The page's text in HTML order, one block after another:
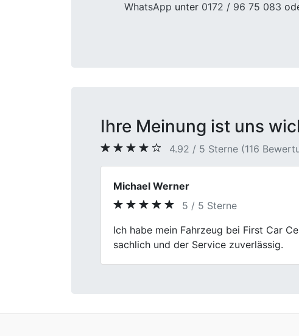
WhatsApp unter 0172 / 96 75 083
Ihre Meinung ist uns
4.92 / 5 Sterne (116
Paul Schuster
5 / 5 Sterne
Also der Autoankauf bei First Car
meines Wagens war fair. Die